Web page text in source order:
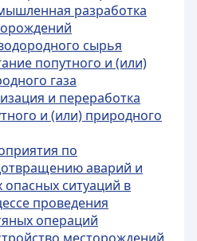
разработка
сырья
попутного и (или)
газа
и переработка
и (или) природного
по
аварий и
опасных ситуаций в
проведения
операций